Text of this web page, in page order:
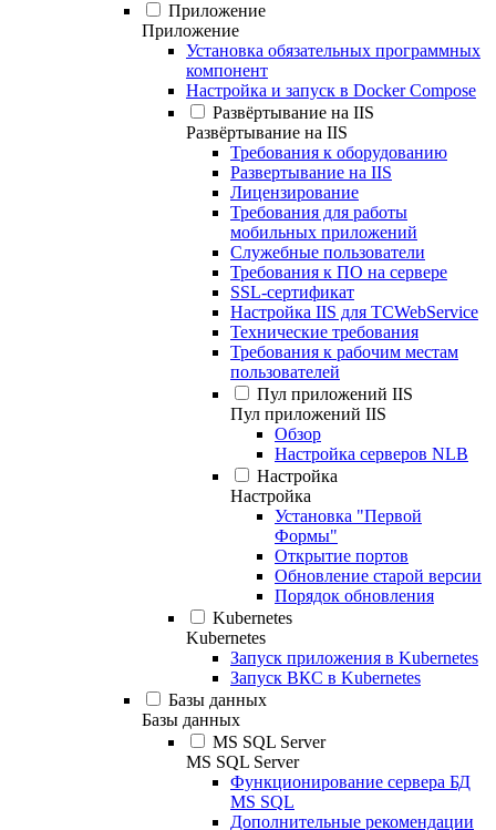
Приложение
Приложение
Установка обязательных программных
компонент
Настройка и запуск в Docker Compose
Развёртывание на IIS
Развёртывание на IIS
Требования к оборудованию
Развертывание на IIS
Лицензирование
Требования для работы
мобильных приложений
Служебные пользователи
Требования к ПО на сервере
SSL-сертификат
Настройка IIS для TCWebService
Технические требования
Требования к рабочим местам
пользователей
Пул приложений IIS
Пул приложений IIS
Обзор
Настройка серверов NLB
Настройка
Настройка
Установка "Первой
Формы"
Открытие портов
Обновление старой версии
Порядок обновления
Kubernetes
Kubernetes
Запуск приложения в Kubernetes
Запуск ВКС в Kubernetes
Базы данных
Базы данных
MS SQL Server
MS SQL Server
Функционирование сервера БД
MS SQL
Дополнительные рекомендации